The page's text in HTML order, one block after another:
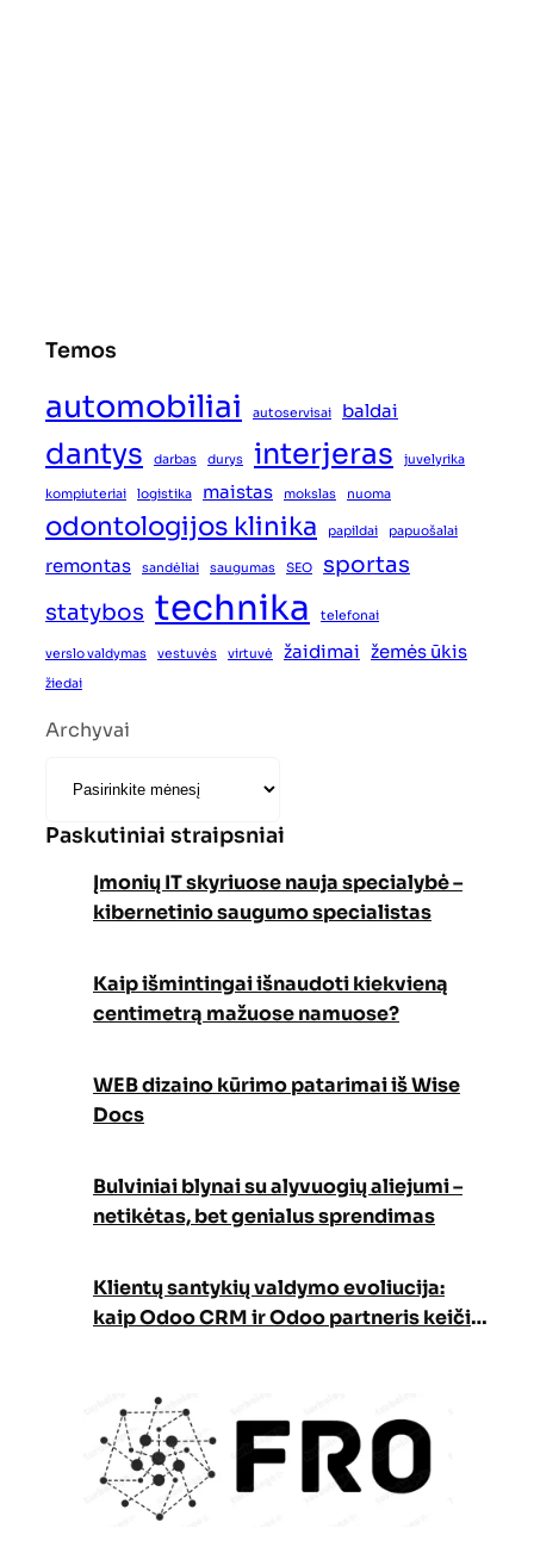
Temos
automobiliai autoservisai baldai
dantys darbas durys interjeras juvelyrika
kompiuteriai logistika maistas mokslas nuoma
odontologijos klinika papildai papuošalai
remontas sandėliai saugumas SEO
sportas
statybos technika telefonai
verslo valdymas vestuvės virtuvė žaidimai žemės ūkis
žiedai
Archyvai
Paskutiniai straipsniai
Įmonių IT skyriuose nauja specialybė –
kibernetinio saugumo specialistas
Kaip išmintingai išnaudoti kiekvieną
centimetrą mažuose namuose?
WEB dizaino kūrimo patarimai iš Wise
Docs
Bulviniai blynai su alyvuogių aliejumi –
netikėtas, bet genialus sprendimas
Klientų santykių valdymo evoliucija:
kaip Odoo CRM ir Odoo partneris keičia